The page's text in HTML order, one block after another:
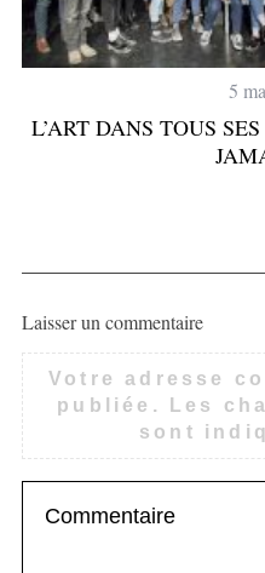
5
L’ART DANS TOUS
Laisser un commentaire
Votre adresse
publiée.
Les
sont